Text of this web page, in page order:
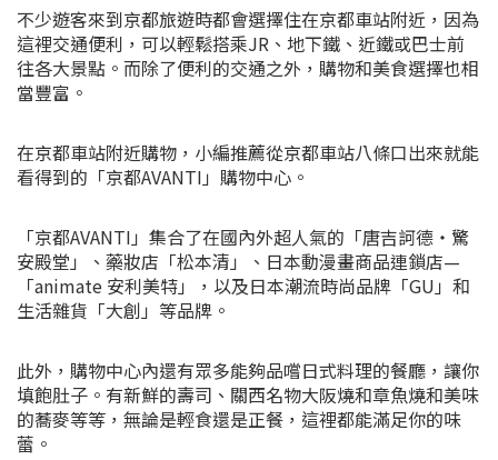
不少遊客來到京都旅遊時都會選擇住在京都車站附近，因為
這裡交通便利，可以輕鬆搭乘JR、地下鐵、近鐵或巴士前
往各大景點。而除了便利的交通之外，購物和美食選擇也相
當豐富。
在京都車站附近購物，小編推薦從京都車站八條口出來就能
看得到的「京都AVANTI」購物中心。
「京都AVANTI」集合了在國內外超人氣的「唐吉訶德・驚
安殿堂」、藥妝店「松本清」、日本動漫畫商品連鎖店—
「animate 安利美特」，以及日本潮流時尚品牌「GU」和
生活雜貨「大創」等品牌。
此外，購物中心內還有眾多能夠品嚐日式料理的餐廳，讓你
填飽肚子。有新鮮的壽司、關西名物大阪燒和章魚燒和美味
的蕎麥等等，無論是輕食還是正餐，這裡都能滿足你的味
蕾。